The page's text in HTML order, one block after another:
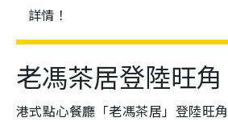
詳情！
老馮茶居登陸旺角
港式點心餐廳「老馮茶居」登陸旺